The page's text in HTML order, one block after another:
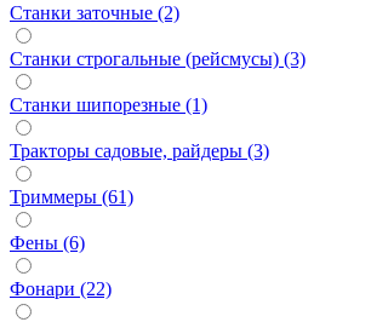
Станки заточные (2)
Станки строгальные (рейсмусы) (3)
Станки шипорезные (1)
Тракторы садовые, райдеры (3)
Триммеры (61)
Фены (6)
Фонари (22)